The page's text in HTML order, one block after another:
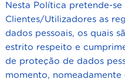
Nesta Política pretende-
Clientes/Utilizadores as
dados pessoais, os quais
estrito respeito e
de proteção de dados
momento,